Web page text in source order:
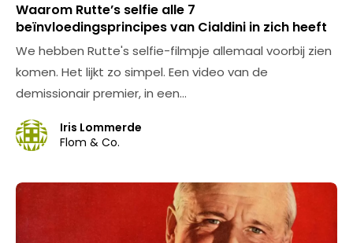
Waarom Rutte’s selfie alle 7
beïnvloedingsprincipes van Cialdini in zich heeft
We hebben Rutte's selfie-filmpje allemaal voorbij zien
komen. Het lijkt zo simpel. Een video van de
demissionair premier, in een…
Iris Lommerde
Flom & Co.